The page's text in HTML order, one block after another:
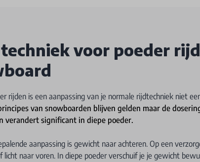
voor poeder
rijden is een aanpassing van je normale rijdtechniek niet
van snowboarden blijven gelden maar de
verandert significant in diepe poeder.
aanpassing is gewicht naar achteren. Op een
licht naar voren. In diepe poeder verschuif je je gewicht